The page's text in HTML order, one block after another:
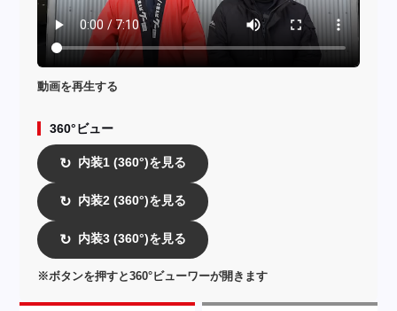
動画を再生する
360°ビュー
↻ 内装1 (360°)を見る
↻ 内装2 (360°)を見る
↻ 内装3 (360°)を見る
※ボタンを押すと360°ビューワーが開きます